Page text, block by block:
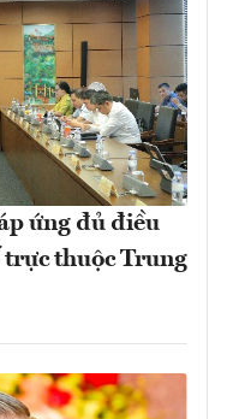
ứng đủ điều
thuộc Trung